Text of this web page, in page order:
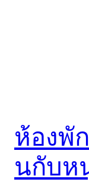
ห้องพั
นกับห